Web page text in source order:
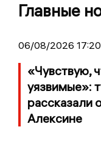
Главные
06/08/2026 17:20
«Чувствую,
уязвимые»:
рассказали
Алексине